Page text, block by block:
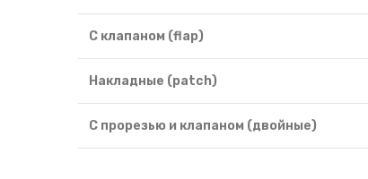
С клапаном (flap)
Накладные (patch)
С прорезью и клапаном (двойные)